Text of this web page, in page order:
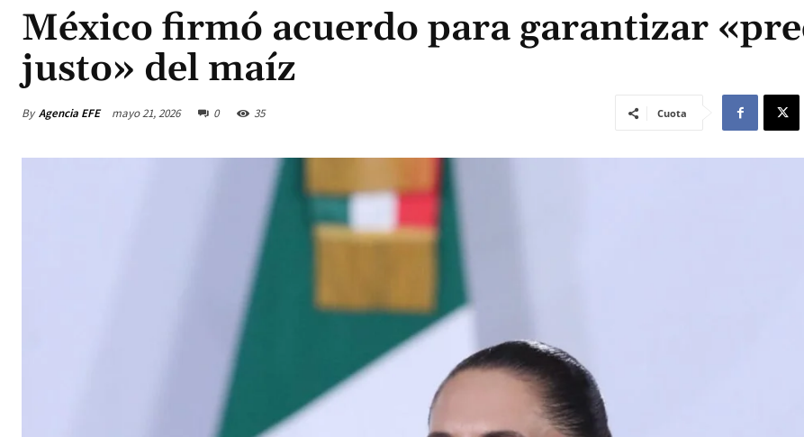
México firmó acuerdo para garantizar
justo» del maíz
By Agencia EFE mayo 21, 2026 0 35 Cuota